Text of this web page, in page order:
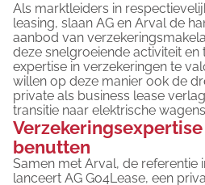
Als marktleiders in
leasing, slaan AG en Arval de
aanbod van
deze snelgroeiende activiteit en
expertise in verzekeringen te
willen op deze manier ook de
private als business lease
transitie naar elektrische
benutten
Samen met Arval, de referentie
lanceert AG Go4Lease, een